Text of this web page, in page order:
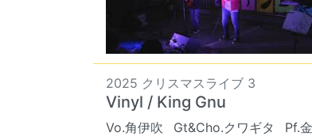
2025 クリスマスライブ 3
Vinyl / King Gnu
Vo.角伊吹 Gt&Cho.クワギタ Pf.